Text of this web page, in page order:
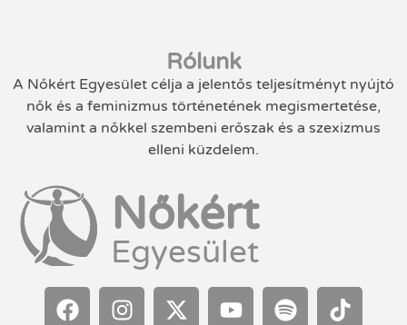
Rólunk
A Nőkért Egyesület célja a jelentős teljesítményt nyújtó
nők és a feminizmus történetének megismertetése,
valamint a nőkkel szembeni erőszak és a szexizmus
elleni küzdelem.
Nőkért
Egyesület